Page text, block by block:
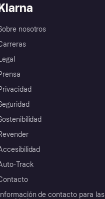
nosotros
Track
Información de contacto para las